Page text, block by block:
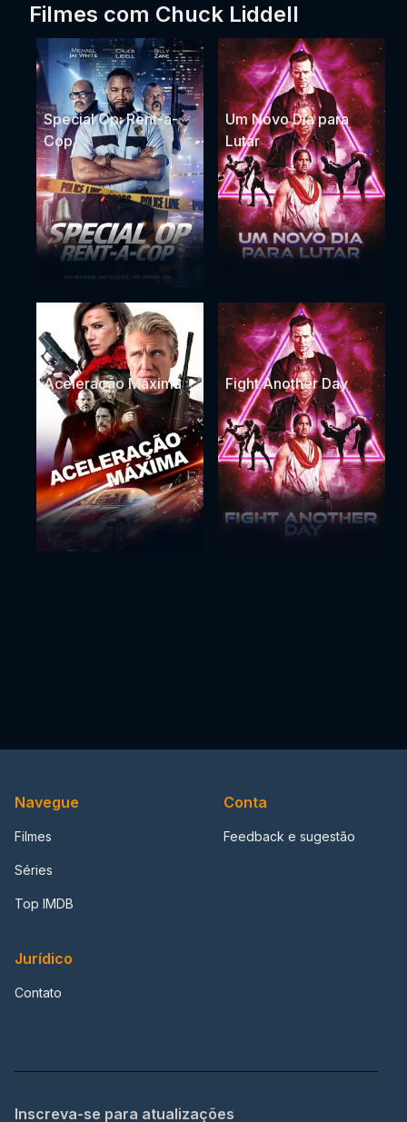
Filmes com Chuck Liddell
Special Op: Rent-a-
Cop
Um Novo Dia para
Lutar
Aceleração Máxima Fight Another Day
Navegue
Filmes
Séries
Top IMDB
Conta
Feedback e sugestão
Jurídico
Contato
Inscreva-se para atualizações